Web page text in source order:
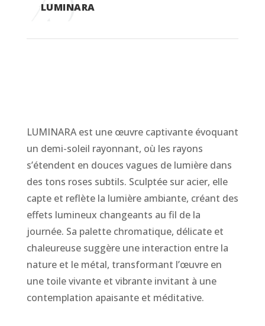
LUMINARA
LUMINARA est une œuvre captivante évoquant
un demi-soleil rayonnant, où les rayons
s’étendent en douces vagues de lumière dans
des tons roses subtils. Sculptée sur acier, elle
capte et reflète la lumière ambiante, créant des
effets lumineux changeants au fil de la
journée. Sa palette chromatique, délicate et
chaleureuse suggère une interaction entre la
nature et le métal, transformant l’œuvre en
une toile vivante et vibrante invitant à une
contemplation apaisante et méditative.